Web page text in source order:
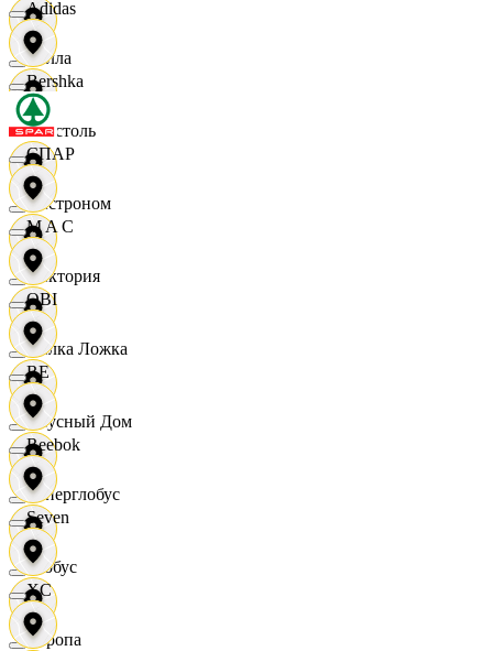
Билла
Бристоль
Быстроном
Виктория
Вилка Ложка
Вкусный Дом
Гиперглобус
Глобус
Европа
Adidas
Bershka
СПАР
M A C
OBI
RE
Reebok
Seven
XC